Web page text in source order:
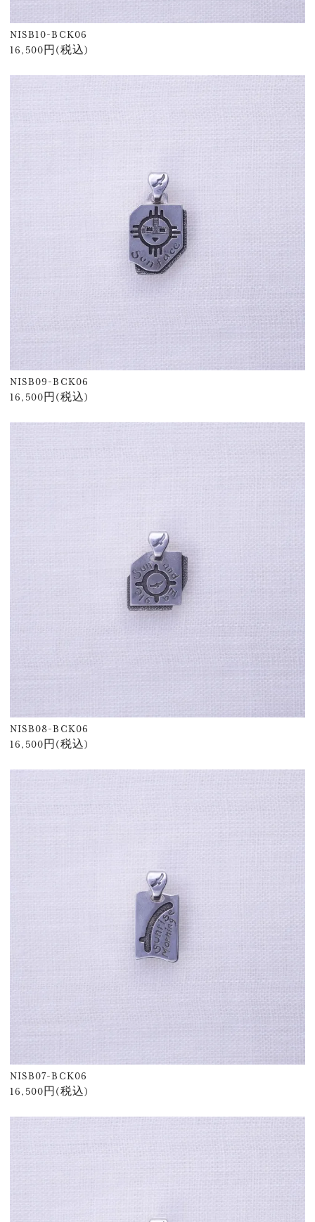
NISB10-BCK06
16,500円(税込)
NISB09-BCK06
16,500円(税込)
NISB08-BCK06
16,500円(税込)
NISB07-BCK06
16,500円(税込)